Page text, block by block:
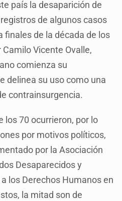
país la desaparición de
de algunos casos
finales de la década de los
Vicente Ovalle,
comienza su
delinea su uso como una
contrainsurgencia.
los 70 ocurrieron, por lo
por motivos políticos,
por la Asociación
Desaparecidos y
los Derechos Humanos en
la mitad son de